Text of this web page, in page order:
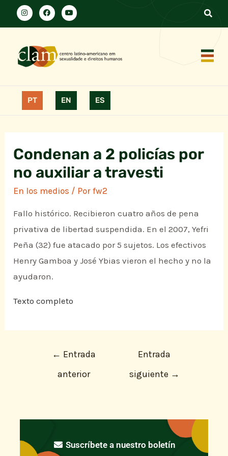
PT EN ES
Condenan a 2 policías por
no auxiliar a travesti
En los medios / Porfw2
Fallo histórico. Recibieron cuatro años de pena
privativa de libertad suspendida. En el 2007, Yefri
Peña (32) fue atacado por 5 sujetos. Los efectivos
Henry Gamboa y José Ybias vieron el hecho y no la
ayudaron.
Texto completo
← Entrada
anterior
Entrada
siguiente →
Suscríbete a nuestro boletín